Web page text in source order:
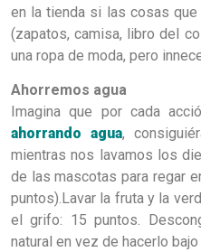
en la tienda si las cosas
(zapatos, camisa, libro del
una ropa de moda, pero
Ahorremos agua
Imagina que por cada
ahorrando agua,
mientras nos lavamos los
de las mascotas para regar
puntos).Lavar la fruta y la
el grifo: 15 puntos.
natural en vez de hacerlo